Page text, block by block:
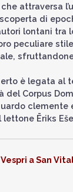
attraversa
di
lontani tra
peculiare
è legata al
del Corpus
clemente
Ēriks
a San